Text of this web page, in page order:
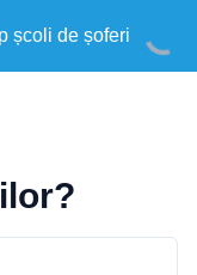
școli de șoferi